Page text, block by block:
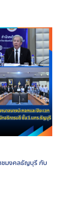
ชมงคลธัญบุรี กับ